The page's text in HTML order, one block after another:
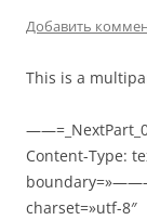
Добавить
This is a
Content-Type:
charset=»utf-8″